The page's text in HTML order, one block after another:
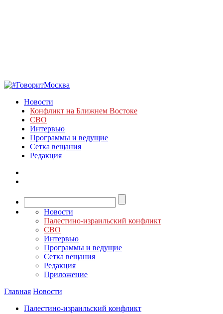
Новости
Конфликт на Ближнем Востоке
СВО
Интервью
Программы и ведущие
Сетка вещания
Редакция
Новости
Палестино-израильский конфликт
СВО
Интервью
Программы и ведущие
Сетка вещания
Редакция
Приложение
Главная Новости
Палестино-израильский конфликт